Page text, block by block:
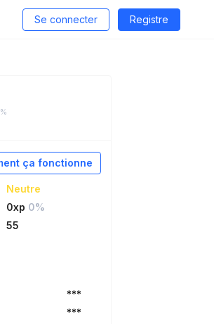
Se connecter Registre
ça fonctionne
Neutre
0xp 0%
55
***
***